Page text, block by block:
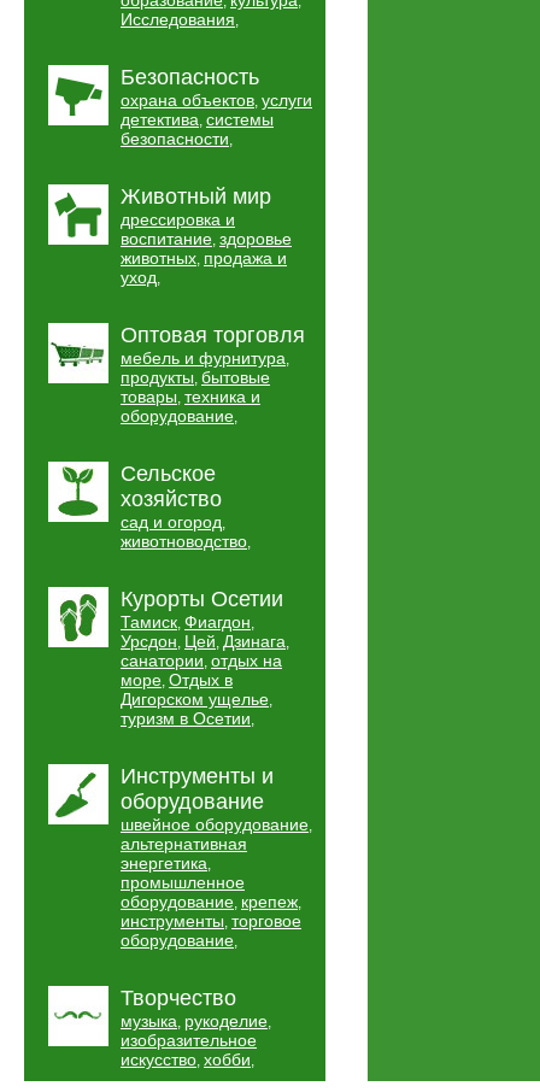
Исследования,
Безопасность
охрана объектов, услуги
детектива, системы
безопасности,
Животный мир
дрессировка и
воспитание, здоровье
животных, продажа и
уход,
Оптовая торговля
мебель и фурнитура,
продукты, бытовые
товары, техника и
оборудование,
Сельское
хозяйство
сад и огород,
животноводство,
Курорты Осетии
Тамиск, Фиагдон,
Урсдон, Цей, Дзинага,
санатории, отдых на
море, Отдых в
Дигорском ущелье,
туризм в Осетии,
Инструменты и
оборудование
швейное оборудование,
альтернативная
энергетика,
промышленное
оборудование, крепеж,
инструменты, торговое
оборудование,
Творчество
музыка, рукоделие,
изобразительное
искусство, хобби,